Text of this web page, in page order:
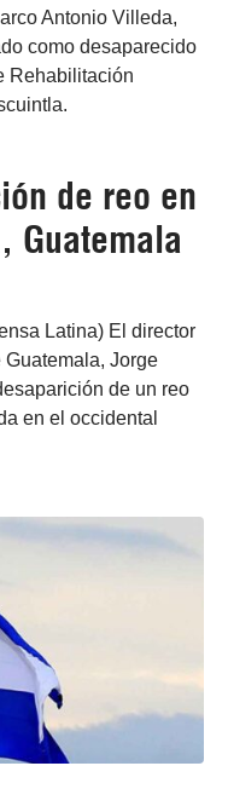
Antonio Villeda,
como desaparecido
Rehabilitación
de reo en
Guatemala
Latina) El director
Jorge
de un reo
en el occidental